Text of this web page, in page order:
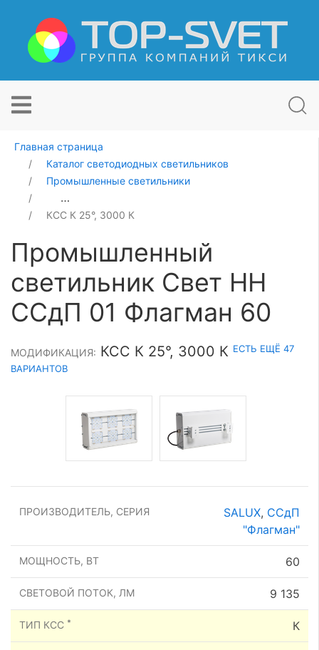
Главная страница
Каталог светодиодных светильников
Промышленные светильники
Промышленный светильник Свет НН ССдП 01
КСС К 25°, 3000 К
Промышленный
светильник Свет НН
ССдП 01 Флагман 60
МОДИФИКАЦИЯ: КСС К 25°, 3000 К ЕСТЬ ЕЩЁ 47
ВАРИАНТОВ
ПРОИЗВОДИТЕЛЬ, СЕРИЯ SALUX, ССдП
"Флагман"
МОЩНОСТЬ, ВТ 60
СВЕТОВОЙ ПОТОК, ЛМ 9 135
ТИП КСС * К